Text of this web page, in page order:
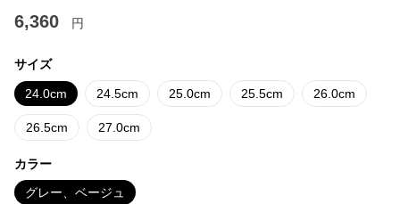
6,360 円
サイズ
24.0cm 24.5cm 25.0cm 25.5cm 26.0cm
26.5cm 27.0cm
カラー
グレー、ベージュ